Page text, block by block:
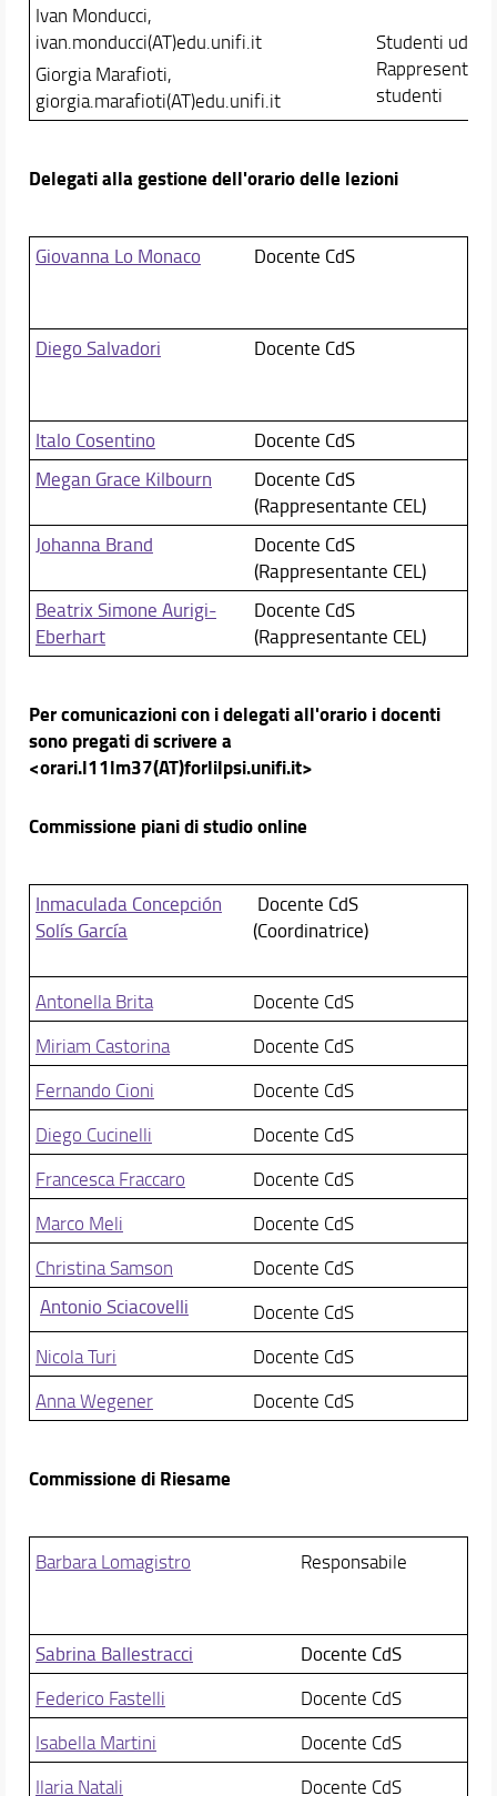
Ivan Monducci,
ivan.monducci(AT)edu.unifi.it
Giorgia Marafioti,
giorgia.marafioti(AT)edu.unifi.it
Studenti
Rappresentanti
studenti
Delegati alla gestione dell'orario delle lezioni
Giovanna Lo Monaco Docente CdS
Diego Salvadori Docente CdS
Italo Cosentino
Docente CdS
Megan Grace Kilbourn
Docente CdS
(Rappresentante CEL)
Johanna Brand
Docente CdS
(Rappresentante CEL)
Beatrix Simone Aurigi-
Eberhart
Docente CdS
(Rappresentante CEL)
Per comunicazioni con i delegati all'orario i docenti
sono pregati di scrivere a
<orari.l11lm37(AT)forlilpsi.unifi.it>
Commissione piani di studio online
Inmaculada Concepción
Solís García
Docente CdS
(Coordinatrice)
Antonella Brita
Docente CdS
Miriam Castorina
Docente CdS
Fernando Cioni
Docente CdS
Diego Cucinelli
Docente CdS
Francesca Fraccaro
Docente CdS
Marco Meli
Docente CdS
Christina Samson
Docente CdS
Antonio Sciacovelli
Docente CdS
Nicola Turi
Docente CdS
Anna Wegener
Docente CdS
Commissione di Riesame
Barbara Lomagistro Responsabile
Sabrina Ballestracci
Docente CdS
Federico Fastelli
Docente CdS
Isabella Martini
Docente CdS
Ilaria Natali
Docente CdS